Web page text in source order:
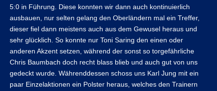
5:0 in Führung. Diese konnten wir dann auch kontinuierlich
ausbauen, nur selten gelang den Oberländern mal ein Treffer,
dieser fiel dann meistens auch aus dem Gewusel heraus und
sehr glücklich. So konnte nur Toni Saring den einen oder
anderen Akzent setzen, während der sonst so torgefährliche
Chris Baumbach doch recht blass blieb und auch gut von uns
gedeckt wurde. Währenddessen schoss uns Karl Jung mit ein
paar Einzelaktionen ein Polster heraus, welches den Trainern